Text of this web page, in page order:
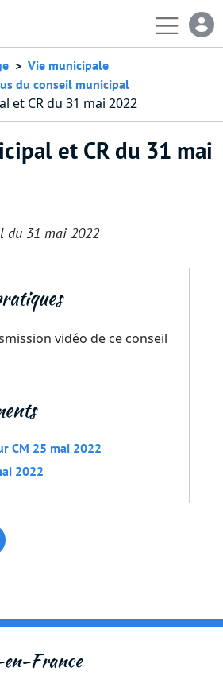
Vie municipale
du conseil municipal
et CR du 31 mai 2022
et CR du 31 mai
du 31 mai 2022
vidéo de ce conseil
CM 25 mai 2022
2022
France